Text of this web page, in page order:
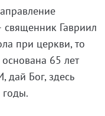
Гавриил
при церкви, то
65 лет
дай Бог, здесь
годы.